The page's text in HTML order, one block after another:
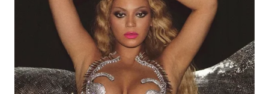
WN
CIREBON